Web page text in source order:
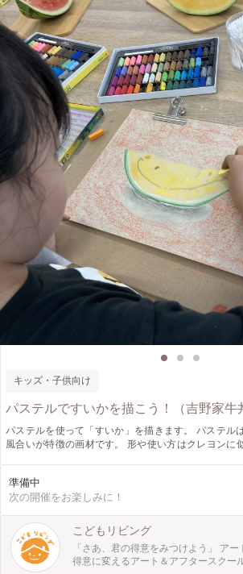
キッズ・子供向け
パステルですいかを描こう！（吉野家牛
パステルを使って「すいか」を描きます。 パステルは鮮やかな発色と柔らかな
風合いが特徴の画材です。 形や使い方はクレヨンに
ず、パステルの鮮やかな発色がそのまま作品に反映されます。 黒
の皮部分と鮮やかな赤い実のコントラストが印象的な
デーションも描きどころです。 今回は吉野家さん提供の牛丼が付きます。 すい
かは描き終わってからデザートにいただきましょう
みてください。 ※写真は以前の会場の様子です。今回はこどもリビングにて赤
スイカのみとなります。
準備中
次の開催をお楽しみに！
こどもリビング
「さあ、君の得意をみつけよう」 ア
得意に変えるアート＆アフタースクー